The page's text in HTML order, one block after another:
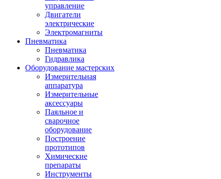
управление
Двигатели
электрические
Электромагниты
Пневматика
Пневматика
Гидравлика
Оборудование мастерских
Измерительная
аппаратура
Измерительные
аксессуары
Паяльное и
сварочное
оборудование
Построение
прототипов
Химические
препараты
Инструменты